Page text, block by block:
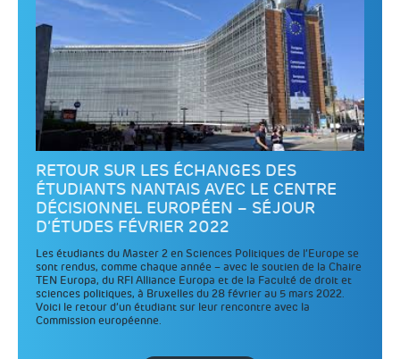
RETOUR SUR LES ÉCHANGES DES
ÉTUDIANTS NANTAIS AVEC LE CENTRE
DÉCISIONNEL EUROPÉEN – SÉJOUR
D’ÉTUDES FÉVRIER 2022
Les étudiants du Master 2 en Sciences Politiques de l’Europe se
sont rendus, comme chaque année – avec le soutien de la Chaire
TEN Europa, du RFI Alliance Europa et de la Faculté de droit et
sciences politiques, à Bruxelles du 28 février au 5 mars 2022.
Voici le retour d’un étudiant sur leur rencontre avec la
Commission européenne.